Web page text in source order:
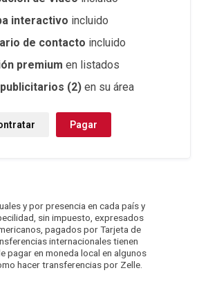
interactivo incluido
de contacto incluido
premium en listados
(2) en su área
Pagar
y por presencia en cada país y
sin impuesto, expresados
pagados por Tarjeta de
internacionales tienen
pagar en moneda local en algunos
hacer transferencias por Zelle.